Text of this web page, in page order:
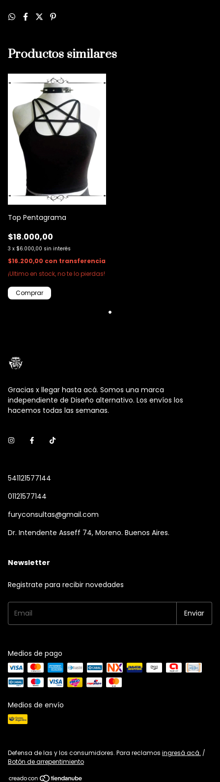
Productos similares
Top Pentagrama
$18.000,00
3 x $6.000,00 sin interés
$16.200,00 con transferencia
¡Ultimo en stock, no te lo pierdas!
Comprar
Gracias x llegar hasta acá. Somos una marca
independiente de Diseño alternativo. Los envíos los
hacemos todas las semanas.
541121577144
01121577144
furyconsultas@gmail.com
Dr. Intendente Asseff 74, Moreno. Buenos Aires.
Newsletter
Registrate para recibir novedades
Medios de pago
Medios de envío
Defensa de las y los consumidores. Para reclamos ingresá acá. /
Botón de arrepentimiento